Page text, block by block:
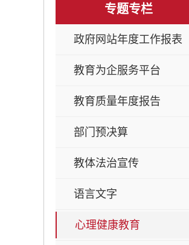
专题专栏
政府网站年度工作报表
教育为企服务平台
教育质量年度报告
部门预决算
教体法治宣传
语言文字
心理健康教育